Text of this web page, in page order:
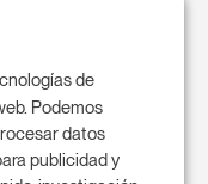
de
Podemos
datos
publicidad y